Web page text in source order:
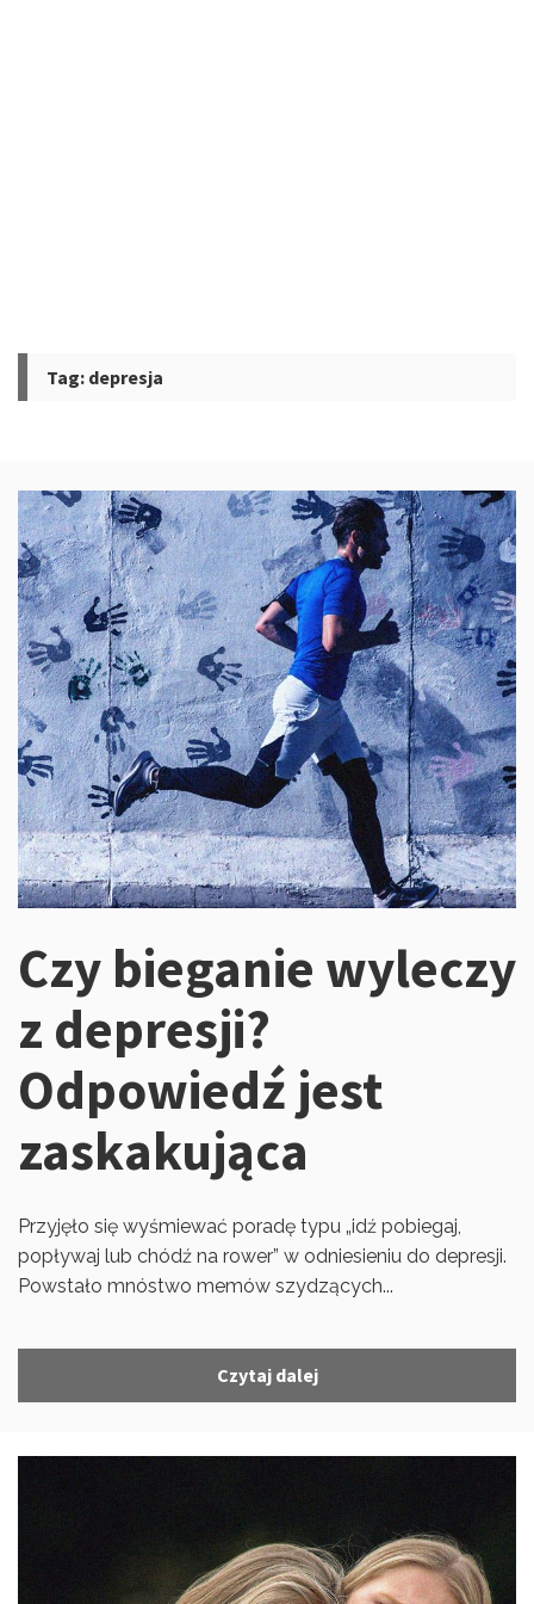
Tag: depresja
Czy bieganie wyleczy
z depresji?
Odpowiedź jest
zaskakująca
Przyjęło się wyśmiewać poradę typu „idź pobiegaj,
popływaj lub chódź na rower” w odniesieniu do depresji.
Powstało mnóstwo memów szydzących...
Czytaj dalej